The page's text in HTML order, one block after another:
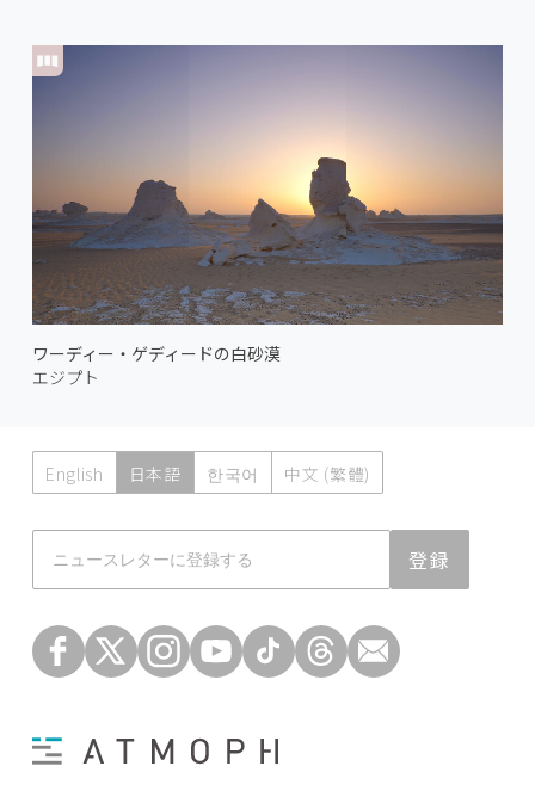
ワーディー・ゲディードの白砂漠
エジプト
English 日本語 한국어 中文 (繁體)
Atmoph News
登録